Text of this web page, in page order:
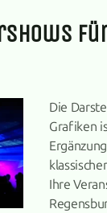
Die
Grafiken
Ihre